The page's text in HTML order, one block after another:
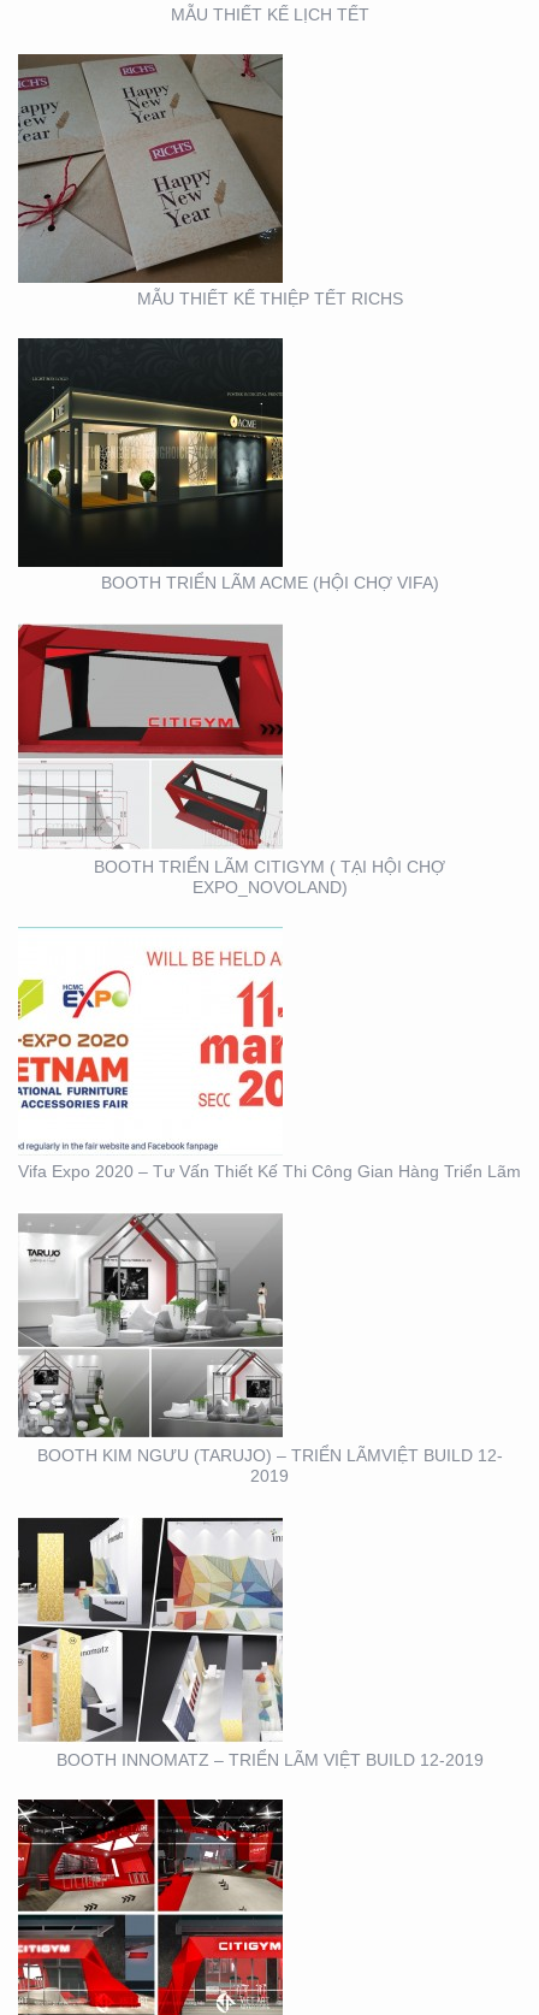
MẪU THIẾT KẾ LỊCH TẾT
MẪU THIẾT KẾ THIỆP TẾT RICHS
BOOTH TRIỂN LÃM
ACME (HỘI CHỢ VIFA)
BOOTH TRIỂN LÃM ACME (HỘI CHỢ VIFA)
BOOTH TRIỂN LÃM
CITIGYM ( TẠI HỘI CHỢ
EXPO_NOVOLAND)
BOOTH TRIỂN LÃM CITIGYM ( TẠI HỘI CHỢ
EXPO_NOVOLAND)
VIFA EXPO 2020 – TƯ
VẤN THIẾT KẾ THI
CÔNG GIAN HÀNG
TRIỂN LÃM
Vifa Expo 2020 – Tư Vấn Thiết Kế Thi Công Gian Hàng Triển Lãm
BOOTH KIM NGƯU
(TARUJO) – TRIỂN
LÃMVIỆT BUILD 12-2019
BOOTH KIM NGƯU (TARUJO) – TRIỂN LÃMVIỆT BUILD 12-
2019
BOOTH INNOMATZ –
TRIỂN LÃM VIỆT BUILD
12-2019
BOOTH INNOMATZ – TRIỂN LÃM VIỆT BUILD 12-2019
SHOWROOM – CỬA
HÀNG – CITIGYM – BẾN
VÂN ĐỒN , Q4
BOOTH TRIỄN LÃM
CIRCO TẠI GEM
CENTER